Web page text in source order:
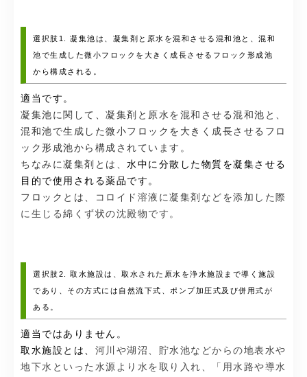
選択肢1. 凝集池は、凝集剤と原水を混和させる混和池と、混和
池で生成した微小フロックを大きく成長させるフロック形成池
から構成される。
適当です。
凝集池に関して、凝集剤と原水を混和させる混和池と、
混和池で生成した微小フロックを大きく成長させるフロ
ック形成池から構成されています。
ちなみに凝集剤とは、 水中に分散した物質を凝集させる
目的で使用される薬品です。
フロックとは、
コロイド溶液に凝集剤などを添加した際
に生じる綿くず状の沈殿物です。
選択肢2. 取水施設は、取水された原水を浄水施設まで導く施設
であり、その方式には自然流下式、ポンプ加圧式及び併用式が
ある。
適当ではありません。
取水施設とは、 河川や湖沼、貯水池などからの地表水や
地下水といった水源より水を取り入れ、「用水路や導水